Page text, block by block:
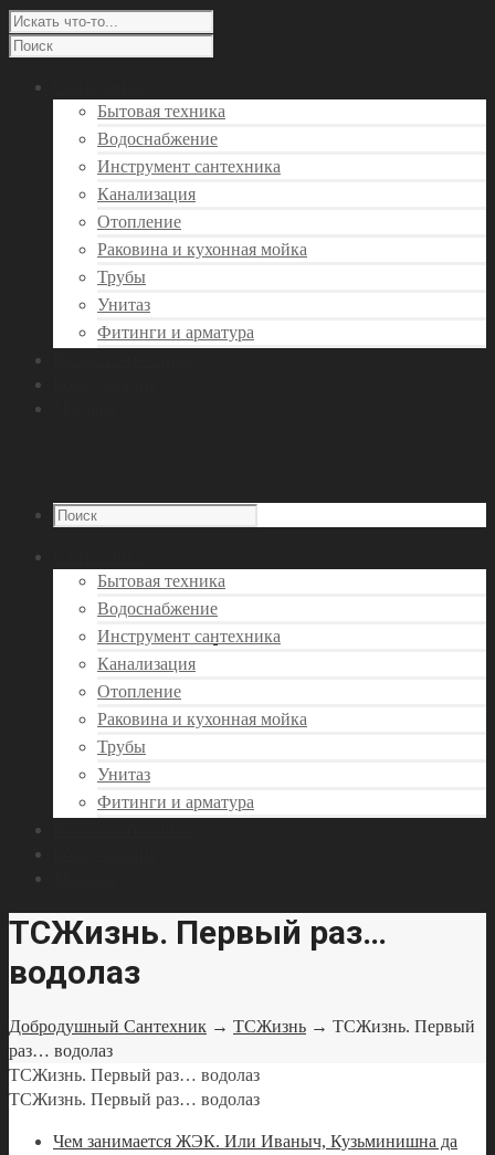
Бытовая техника
Водоснабжение
Инструмент сантехника
Канализация
Отопление
Раковина и кухонная мойка
Трубы
Унитаз
Фитинги и арматура
Бытовая техника
Водоснабжение
Инструмент сантехника
Канализация
Отопление
Раковина и кухонная мойка
Трубы
Унитаз
Фитинги и арматура
ТСЖизнь. Первый раз…
водолаз
Добродушный Сантехник → ТСЖизнь → ТСЖизнь. Первый
раз… водолаз
ТСЖизнь. Первый раз… водолаз
ТСЖизнь. Первый раз… водолаз
Чем занимается ЖЭК. Или Иваныч, Кузьминишна да